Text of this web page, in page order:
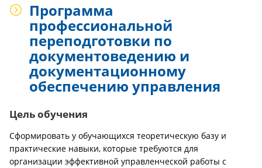
Программа
профессиональной
переподготовки по
документоведению и
документационному
обеспечению управления
Цель обучения
Сформировать у обучающихся теоретическую базу и
практические навыки, которые требуются для
организации эффективной управленческой работы с